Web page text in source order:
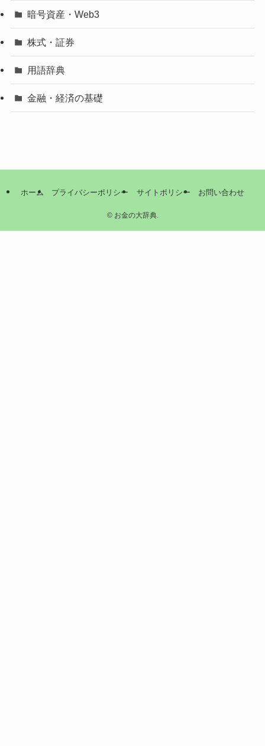
暗号資産・Web3
株式・証券
用語辞典
金融・経済の基礎
ホーム プライバシーポリシー サイトポリシー お問い合わせ
©お金の大辞典.